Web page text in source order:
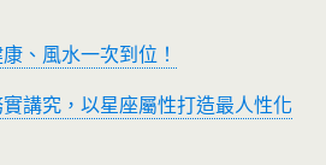
、風水一次到位！
講究，以星座屬性打造最人性化